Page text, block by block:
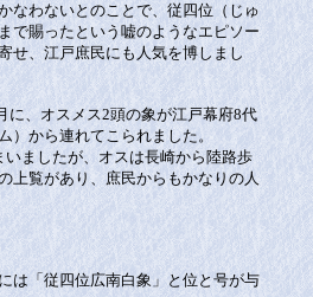
なわないとのことで、従四位（じゅ
で賜ったという嘘のようなエピソー
せ、江戸庶民にも人気を博しまし
に、オスメス2頭の象が江戸幕府8代
）から連れてこられました。
ましたが、オスは長崎から陸路歩
上覧があり、庶民からもかなりの人
は「従四位広南白象」と位と号が与